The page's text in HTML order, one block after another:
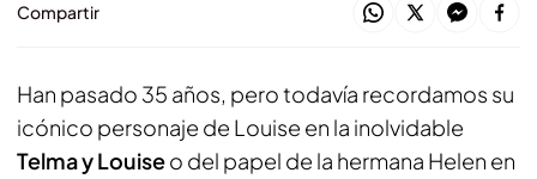
Compartir
Han pasado 35 años, pero todavía recordamos su
icónico personaje de Louise en la inolvidable
Telma y Louiseo del papel de la hermana Helen en